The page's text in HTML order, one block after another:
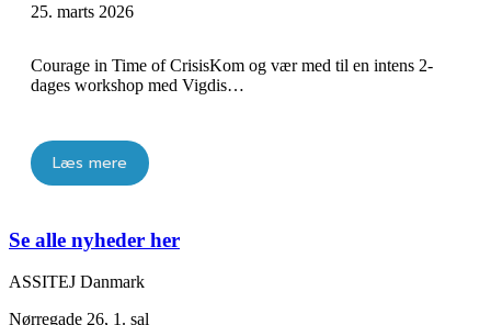
25. marts 2026
Courage in Time of CrisisKom og vær med til en intens 2-
dages workshop med Vigdis…
Læs mere
Se alle nyheder her
ASSITEJ Danmark
Nørregade 26, 1. sal